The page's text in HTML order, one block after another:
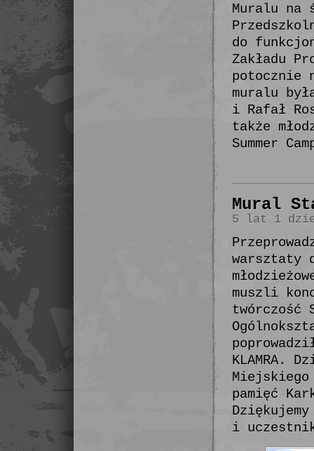
Muralu na
do
Zakładu
potocznie
muralu
i Rafał
także
Summer
Mural
5 lat 1
warsztaty
muszli
twórczość
KLAMRA.
Miejskiego
pamięć
i